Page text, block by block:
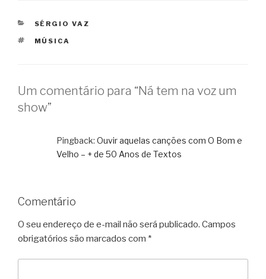
CATEGORIAS
SÉRGIO VAZ
TAGS
MÚSICA
Um comentário para “Ná tem na voz um
show”
Pingback: Ouvir aquelas canções com O Bom e
Velho – + de 50 Anos de Textos
Comentário
O seu endereço de e-mail não será publicado. Campos
obrigatórios são marcados com *